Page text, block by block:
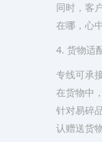
同时，客
在哪，心
4. 货物适
专线可承
在货物中
针对易碎
认赠送货